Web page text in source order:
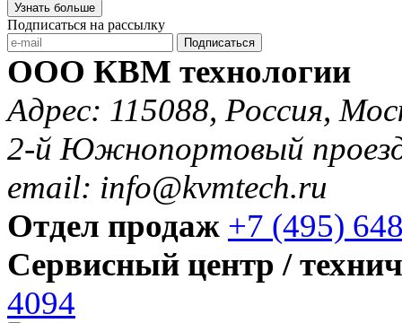
Узнать больше
Подписаться на рассылку
Подписаться
ООО КВМ технологии
Адрес: 115088, Россия,
2-й Южнопортовый
email: info@kvmtech.ru
Отдел продаж +7 (495)
Сервисный центр /
4094